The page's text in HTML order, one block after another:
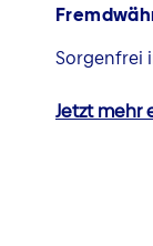
Sorgenfrei
Jetzt mehr